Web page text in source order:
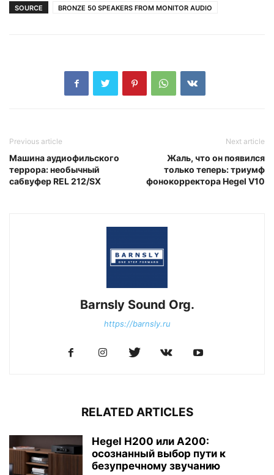
SOURCE BRONZE 50 SPEAKERS FROM MONITOR AUDIO
Previous article
Машина аудиофильского
террора: необычный
сабвуфер REL 212/SX
Next article
Жаль, что он появился
только теперь: триумф
фонокорректора Hegel V10
Barnsly Sound Org.
https://barnsly.ru
RELATED ARTICLES
Hegel H200 или A200:
осознанный выбор пути к
безупречному звучанию